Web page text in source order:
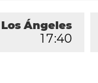
Los Ángeles
1 7:40